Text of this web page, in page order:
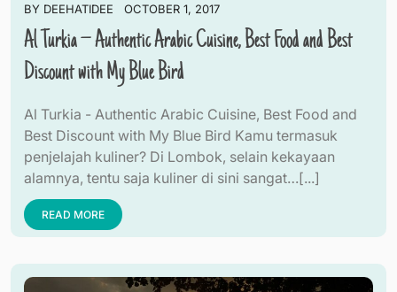
BY DEEHATIDEE OCTOBER 1, 2017
Al Turkia – Authentic Arabic Cuisine, Best Food and Best
Discount with My Blue Bird
Al Turkia - Authentic Arabic Cuisine, Best Food and
Best Discount with My Blue Bird Kamu termasuk
penjelajah kuliner? Di Lombok, selain kekayaan
alamnya, tentu saja kuliner di sini sangat…[...]
READ MORE